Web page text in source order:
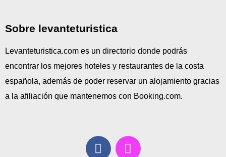
Sobre levanteturistica
Levanteturistica.com es un directorio donde podrás
encontrar los mejores hoteles y restaurantes de la costa
española, además de poder reservar un alojamiento gracias
a la afiliación que mantenemos con Booking.com.